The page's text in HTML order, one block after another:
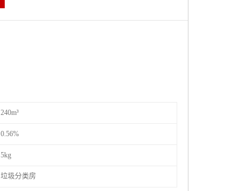
240m³
0.56%
5kg
垃圾分类房